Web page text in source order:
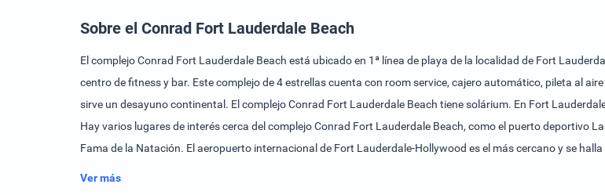
Sobre el Conrad Fort Lauderdale Beach
El complejo Conrad Fort Lauderdale Beach está ubicado en 1ª línea de playa de la localidad de Fort
centro de fitness y bar. Este complejo de 4 estrellas cuenta con room service, cajero automático, pileta al
sirve un desayuno continental. El complejo Conrad Fort Lauderdale Beach tiene solárium. En Fort
Hay varios lugares de interés cerca del complejo Conrad Fort Lauderdale Beach, como el puerto deportivo
Fama de la Natación. El aeropuerto internacional de Fort Lauderdale-Hollywood es el más cercano y se halla
Ver más